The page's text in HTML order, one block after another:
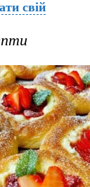
s
e
n
g
er
свій